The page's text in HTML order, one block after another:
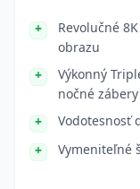
Revolučné
obrazu
Výkonný
nočné zábery
Vodotesnosť
Vymeniteľné